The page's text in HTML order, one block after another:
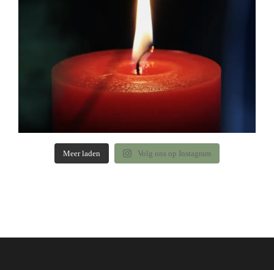
Meer laden Volg ons op Instagram